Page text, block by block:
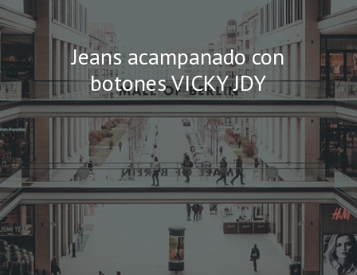
Jeans acampanado con
botones VICKY JDY